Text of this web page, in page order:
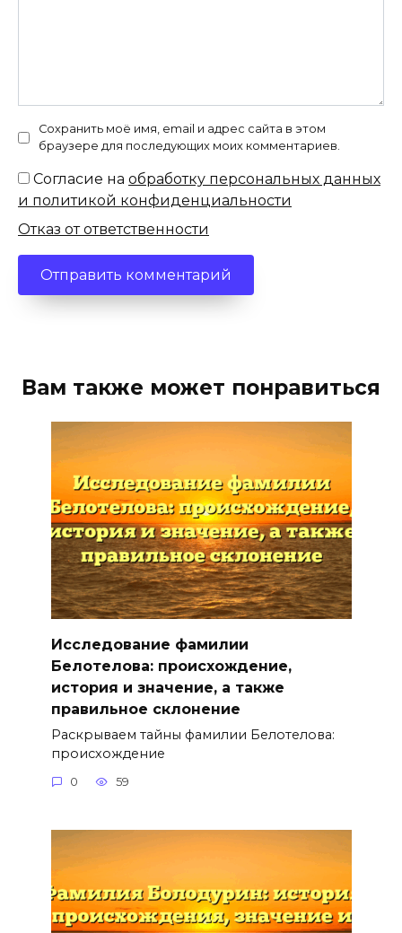
Сохранить моё имя, email и адрес сайта в этом
браузере для последующих моих комментариев.
Согласие на обработку персональных данных
и политикой конфиденциальности
Отказ от ответственности
Вам также может понравиться
Исследование фамилии
Белотелова: происхождение,
история и значение, а также
правильное склонение
Раскрываем тайны фамилии Белотелова:
происхождение
0 59